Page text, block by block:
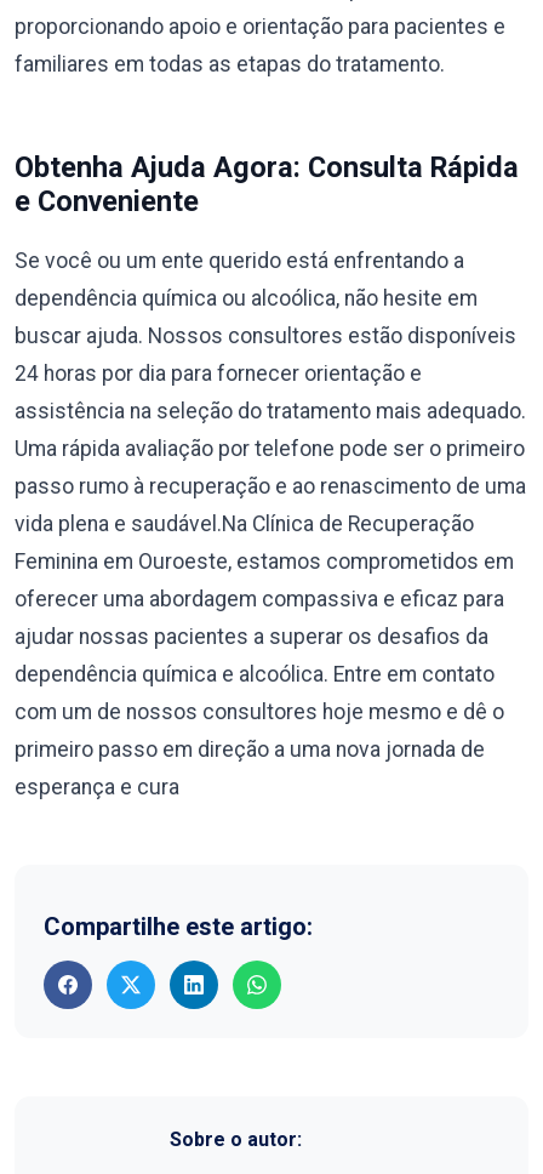
proporcionando apoio e orientação para pacientes e
familiares em todas as etapas do tratamento.
Obtenha Ajuda Agora: Consulta Rápida
e Conveniente
Se você ou um ente querido está enfrentando a
dependência química ou alcoólica, não hesite em
buscar ajuda. Nossos consultores estão disponíveis
24 horas por dia para fornecer orientação e
assistência na seleção do tratamento mais adequado.
Uma rápida avaliação por telefone pode ser o primeiro
passo rumo à recuperação e ao renascimento de uma
vida plena e saudável.Na Clínica de Recuperação
Feminina em Ouroeste, estamos comprometidos em
oferecer uma abordagem compassiva e eficaz para
ajudar nossas pacientes a superar os desafios da
dependência química e alcoólica. Entre em contato
com um de nossos consultores hoje mesmo e dê o
primeiro passo em direção a uma nova jornada de
esperança e cura
Compartilhe este artigo:
Sobre o autor: